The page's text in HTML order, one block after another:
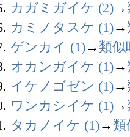
カガミガイケ (2)→
カミノタスケ (1)→
ゲンカイ (1)→ 類似
オカンガイケ (1)→
イケノゴゼン (1)→
ワンカシイケ (1)→
タカノイケ (1)→ 類